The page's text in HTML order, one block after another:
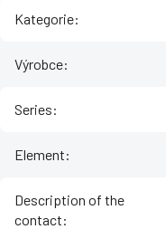
Kategorie:
Výrobce:
Series:
Element:
Description of the
contact: